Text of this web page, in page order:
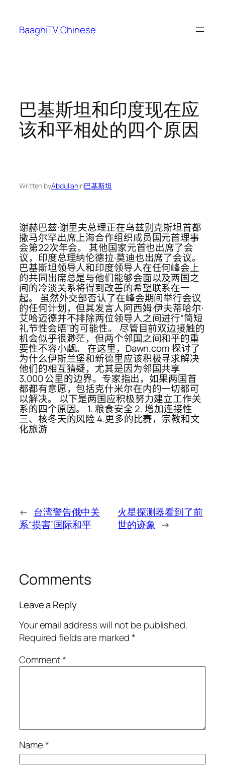
content
BaaghiTV Chinese
巴基斯坦和印度现在应
该和平相处的四个原因
Written byAbdullahin巴基斯坦
谢赫巴兹·谢里夫总理正在乌兹别克斯坦首都
撒马尔罕出席上海合作组织成员国元首理事
会第22次年会。 其他国家元首也出席了会
议，印度总理纳伦德拉·莫迪也出席了会议。
巴基斯坦领导人和印度领导人在任何峰会上
的共同出席总是与他们能够会面以及两国之
间的冷淡关系将得到改善的希望联系在一
起。 虽然外交部否认了在峰会期间举行会议
的任何计划，但其发言人阿西姆·伊夫蒂哈尔·
艾哈迈德并不排除两位领导人之间进行“简短
礼节性会晤”的可能性。 尽管目前双边接触的
机会似乎很渺茫，但两个邻国之间和平的重
要性不容小觑。 在这里，Dawn.com 探讨了
为什么伊斯兰堡和新德里应该积极寻求解决
他们的相互猜疑，尤其是因为邻国共享
3,000 公里的边界。专家指出，如果两国首
都都有意愿，包括克什米尔在内的一切都可
以解决。 以下是两国应积极努力建立工作关
系的四个原因。 1. 粮食安全 2. 增加连接性
三、核冬天的风险 4.更多的比赛，宗教和文
化旅游
← 台湾警告俄中关
系“损害”国际和平
火星探测器看到了前
世的迹象 →
Comments
Leave a Reply
Your email address will not be published.
Required fields are marked*
Comment*
Name*